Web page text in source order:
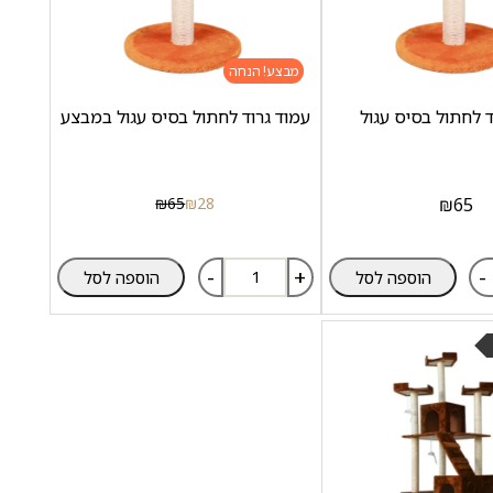
לחתול בסיס עגול
₪65
- הוספה לסל
מבצע!
עמוד גרוד לחתול בסיס עגול במבצע
₪65₪28
- + הוספה לסל